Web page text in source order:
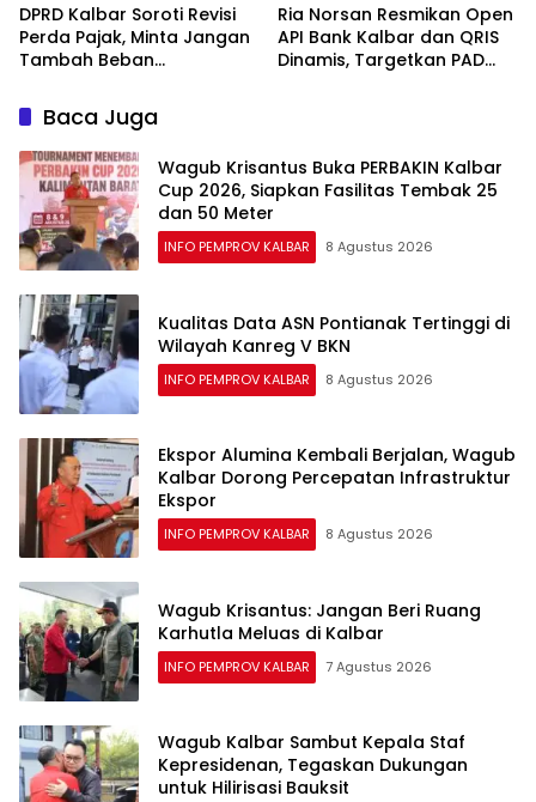
DPRD Kalbar Soroti Revisi
Perda Pajak, Minta Jangan
Tambah Beban
Ria Norsan Resmikan Open
API Bank Kalbar dan QRIS
Dinamis, Targetkan PAD
Baca Juga
Wagub Krisantus Buka PERBAKIN Kalbar
Cup 2026, Siapkan Fasilitas Tembak 25
dan 50 Meter
INFO PEMPROV KALBAR 8 Agustus 2026
Kualitas Data ASN Pontianak Tertinggi di
Wilayah Kanreg V BKN
INFO PEMPROV KALBAR 8 Agustus 2026
Ekspor Alumina Kembali Berjalan, Wagub
Kalbar Dorong Percepatan Infrastruktur
Ekspor
INFO PEMPROV KALBAR 8 Agustus 2026
Wagub Krisantus: Jangan Beri Ruang
Karhutla Meluas di Kalbar
INFO PEMPROV KALBAR 7 Agustus 2026
Wagub Kalbar Sambut Kepala Staf
Kepresidenan, Tegaskan Dukungan
untuk Hilirisasi Bauksit